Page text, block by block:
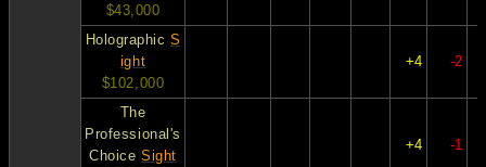
$43,000
Holographic S
ight
$102,000
+4 -2
The
Professional's
ChoiceSight
+4 -1